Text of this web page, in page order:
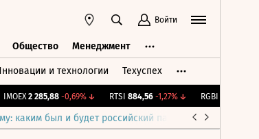
Войти
Общество Менеджмент
и технологии Техуспех
2 285,88 -0,69%↓ RTSI 884,56 -1,27%↓ RGBI 115,38
каким был и будет российский парламент